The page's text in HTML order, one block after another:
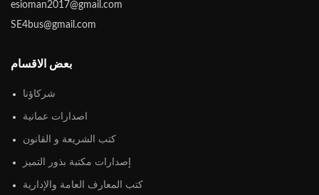
esioman2017@gmail.com
SE4bus@gmail.com
بعض الاقسام
شركاؤنا
اصدارات عمانية
كتب الشريعة و القانون
إصدارات مكتبة بذور التميز
كتب المعارف العامة والإدارية